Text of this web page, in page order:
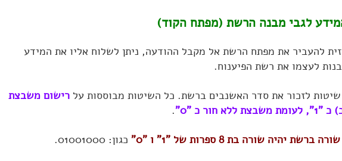
להעביר את מפתח הרשת אל מקבל ההודעה, ניתן לשלוח אליו את המידע
לעצמו את רשת הפיענוח.
לזכור את סדר האשנבים ברשת. כל השיטות מבוססות על רישום משבצת
חור כ "0"
.
ברשת יהיה שורה בת 8 ספרות של "1" ו "0" כגון: 01001000.